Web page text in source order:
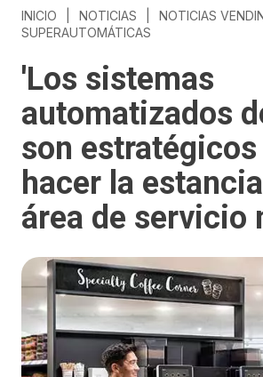
INICIO NOTICIAS NOTICIAS
SUPERAUTOMÁTICAS
'Los sistemas
automatizados
son estratégicos
hacer la
área de servicio